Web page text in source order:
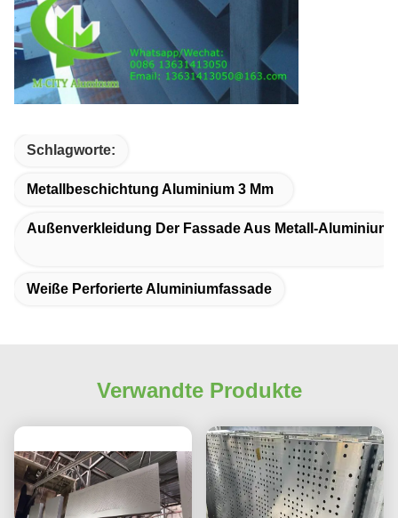
Schlagworte:
Metallbeschichtung Aluminium 3 Mm
Außenverkleidung Der Fassade Aus Metall-Aluminium
Weiße Perforierte Aluminiumfassade
Verwandte Produkte